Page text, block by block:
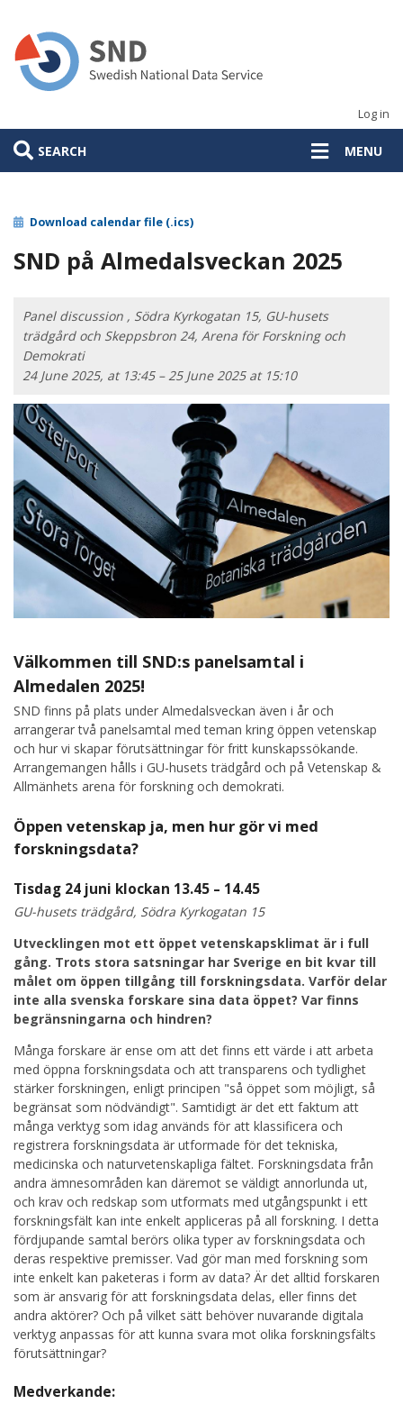
main
content
Log in
SEARCH MENU
Download calendar file (.ics)
SND på Almedalsveckan 2025
Panel discussion , Södra Kyrkogatan 15, GU-husets
trädgård och Skeppsbron 24, Arena för Forskning och
Demokrati
24 June 2025, at 13:45 – 25 June 2025 at 15:10
Välkommen till SND:s panelsamtal i
Almedalen 2025!
SND finns på plats under Almedalsveckan även i år och
arrangerar två panelsamtal med teman kring öppen vetenskap
och hur vi skapar förutsättningar för fritt kunskapssökande.
Arrangemangen hålls i GU-husets trädgård och på Vetenskap &
Allmänhets arena för forskning och demokrati.
Öppen vetenskap ja, men hur gör vi med
forskningsdata?
Tisdag 24 juni klockan 13.45 – 14.45
GU-husets trädgård, Södra Kyrkogatan 15
Utvecklingen mot ett öppet vetenskapsklimat är i full
gång. Trots stora satsningar har Sverige en bit kvar till
målet om öppen tillgång till forskningsdata. Varför delar
inte alla svenska forskare sina data öppet? Var finns
begränsningarna och hindren?
Många forskare är ense om att det finns ett värde i att arbeta
med öppna forskningsdata och att transparens och tydlighet
stärker forskningen, enligt principen "så öppet som möjligt, så
begränsat som nödvändigt". Samtidigt är det ett faktum att
många verktyg som idag används för att klassificera och
registrera forskningsdata är utformade för det tekniska,
medicinska och naturvetenskapliga fältet. Forskningsdata från
andra ämnesområden kan däremot se väldigt annorlunda ut,
och krav och redskap som utformats med utgångspunkt i ett
forskningsfält kan inte enkelt appliceras på all forskning. I detta
fördjupande samtal berörs olika typer av forskningsdata och
deras respektive premisser. Vad gör man med forskning som
inte enkelt kan paketeras i form av data? Är det alltid forskaren
som är ansvarig för att forskningsdata delas, eller finns det
andra aktörer? Och på vilket sätt behöver nuvarande digitala
verktyg anpassas för att kunna svara mot olika forskningsfälts
förutsättningar?
Medverkande: